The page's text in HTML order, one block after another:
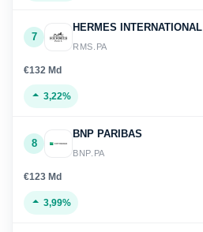
7
HERMES INTERNATIONAL
RMS.PA
€132 Md
3,22%
8
BNP PARIBAS
BNP.PA
€123 Md
3,99%